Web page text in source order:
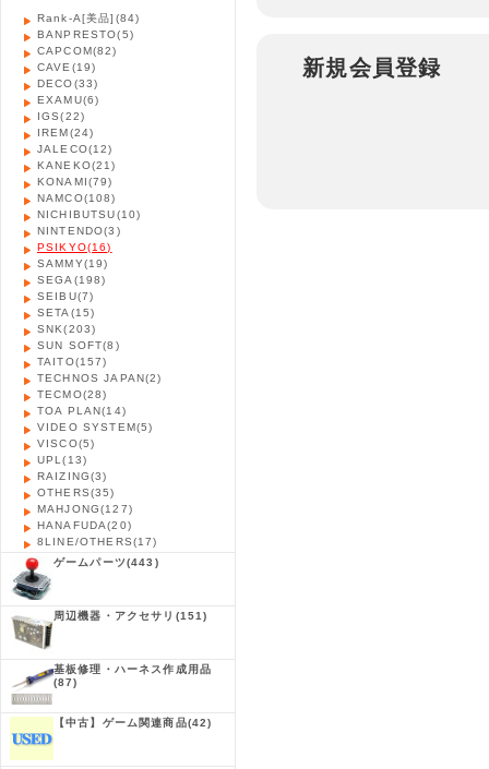
Rank-A[美品] (84)
BANPRESTO(5)
CAPCOM(82)
CAVE (19)
DECO(33)
EXAMU(6)
IGS(22)
IREM(24)
JALECO(12)
KANEKO(21)
KONAMI(79)
NAMCO(108)
NICHIBUTSU(10)
NINTENDO(3)
PSIKYO(16)
SAMMY(19)
SEGA (198)
SEIBU(7)
SETA (15)
SNK(203)
SUN SOFT(8)
TAITO(157)
TECHNOS JAPAN(2)
TECMO(28)
TOA PLAN(14)
VIDEO SYSTEM(5)
VISCO(5)
UPL(13)
RAIZING(3)
OTHERS(35)
MAHJONG(127)
HANAFUDA(20)
8LINE/OTHERS(17)
ゲームパーツ(443)
周辺機器・アクセサリ (151)
基板修理・ハーネス作成用品
(87)
【中古】ゲーム関連商品(42)
新規会員登録